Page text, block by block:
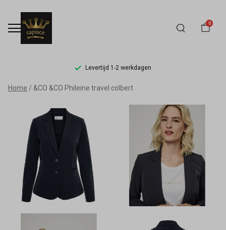
0
Levertijd 1-2 werkdagen
&CO
Phileine
travel
colbert
Capisce
Mode
Home &CO &CO Phileine travel colbert